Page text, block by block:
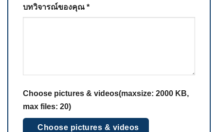
บทวิจารณ์ของคุณ *
Choose pictures & videos(maxsize: 2000 KB,
max files: 20)
Choose pictures & videos